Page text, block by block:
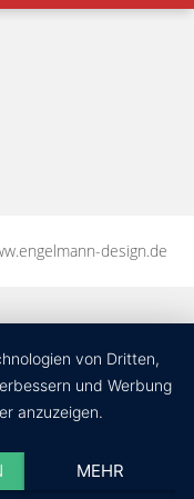
design.de
von Dritten,
und Werbung
anzuzeigen.
MEHR